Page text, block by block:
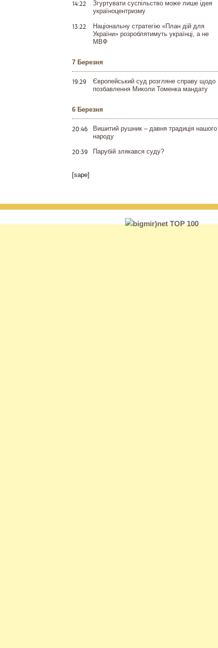
14:22
Згуртувати суспільство може лише ідея
україноцентризму
13:22
Національну стратегію «План дій для
України» розроблятимуть українці, а не
МВФ
7 Березня
19:29
Європейський суд розгляне справу щодо
позбавлення Миколи Томенка мандату
6 Березня
20:46
Вишитий рушник – давня традиція нашого
народу
20:39 Парубій злякався суду?
[sape]